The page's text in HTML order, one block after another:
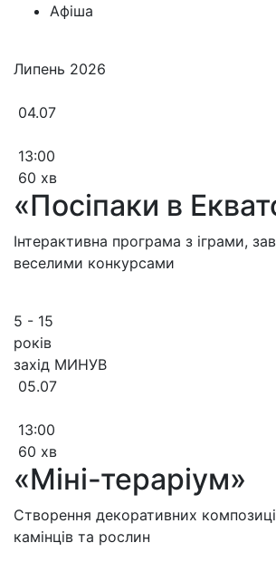
Афіша
Липень 2026
04.07
13:00
60 хв
«Посіпаки в
Інтерактивна програма з іграми,
веселими конкурсами
5 - 15
років
захід МИНУВ
05.07
13:00
60 хв
«Міні-тераріум»
Створення декоративних
камінців та рослин